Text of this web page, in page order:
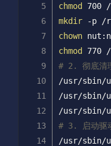
chmod
700
mkdir -p /
chown
chmod
770
# 2. 彻底清
/usr/sbin/
/usr/sbin/
/usr/sbin/
# 3. 启动驱
/usr/sbin/